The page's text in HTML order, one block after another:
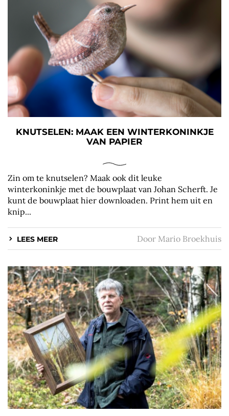
KNUTSELEN: MAAK EEN WINTERKONINKJE
VAN PAPIER
Zin om te knutselen? Maak ook dit leuke
winterkoninkje met de bouwplaat van Johan Scherft. Je
kunt de bouwplaat hier downloaden. Print hem uit en
knip...
LEES MEER Door Mario Broekhuis